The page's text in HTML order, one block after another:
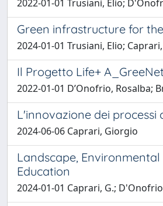
2022-01-01 Trusiani, Elio;
Green infrastructure for
2024-01-01 Trusiani, Elio;
Il Progetto Life+
2022-01-01 D’Onofrio, Rosalba;
L'innovazione dei processi
2024-06-06 Caprari, Giorgio
Landscape,
Education
2024-01-01 Caprari, G.;